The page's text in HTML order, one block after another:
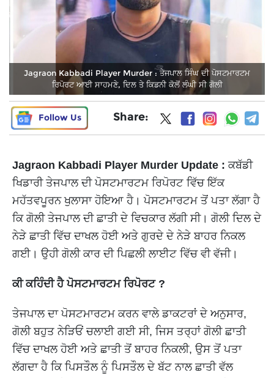
Jagraon Kabbadi Player Murder : ਤੇਜਪਾਲ ਸਿੰਘ ਦੀ ਪੋਸਟਮਾਰਟਮ
ਰਿਪੋਰਟ ਆਈ ਸਾਹਮਣੇ, ਦਿਲ ਤੇ ਕਿਡਨੀ ਕੋਲੋਂ ਲੰਘੀ ਸੀ ਗੋਲੀ
Follow Us Share:
Jagraon Kabbadi Player Murder Update : ਕਬੱਡੀ
ਖਿਡਾਰੀ ਤੇਜਪਾਲ ਦੀ ਪੋਸਟਮਾਰਟਮ ਰਿਪੋਰਟ ਵਿੱਚ ਇੱਕ
ਮਹੱਤਵਪੂਰਨ ਖੁਲਾਸਾ ਹੋਇਆ ਹੈ। ਪੋਸਟਮਾਰਟਮ ਤੋਂ ਪਤਾ ਲੱਗਾ ਹੈ
ਕਿ ਗੋਲੀ ਤੇਜਪਾਲ ਦੀ ਛਾਤੀ ਦੇ ਵਿਚਕਾਰ ਲੱਗੀ ਸੀ। ਗੋਲੀ ਦਿਲ ਦੇ
ਨੇੜੇ ਛਾਤੀ ਵਿੱਚ ਦਾਖਲ ਹੋਈ ਅਤੇ ਗੁਰਦੇ ਦੇ ਨੇੜੇ ਬਾਹਰ ਨਿਕਲ
ਗਈ। ਉਹੀ ਗੋਲੀ ਕਾਰ ਦੀ ਪਿਛਲੀ ਲਾਈਟ ਵਿੱਚ ਵੀ ਵੱਜੀ।
ਕੀ ਕਹਿੰਦੀ ਹੈ ਪੋਸਟਮਾਰਟਮ ਰਿਪੋਰਟ ?
ਤੇਜਪਾਲ ਦਾ ਪੋਸਟਮਾਰਟਮ ਕਰਨ ਵਾਲੇ ਡਾਕਟਰਾਂ ਦੇ ਅਨੁਸਾਰ,
ਗੋਲੀ ਬਹੁਤ ਨੇੜਿਓਂ ਚਲਾਈ ਗਈ ਸੀ, ਜਿਸ ਤਰ੍ਹਾਂ ਗੋਲੀ ਛਾਤੀ
ਵਿੱਚ ਦਾਖਲ ਹੋਈ ਅਤੇ ਛਾਤੀ ਤੋਂ ਬਾਹਰ ਨਿਕਲੀ, ਉਸ ਤੋਂ ਪਤਾ
ਲੱਗਦਾ ਹੈ ਕਿ ਪਿਸਤੌਲ ਨੂੰ ਪਿਸਤੌਲ ਦੇ ਬੱਟ ਨਾਲ ਛਾਤੀ ਵੱਲ